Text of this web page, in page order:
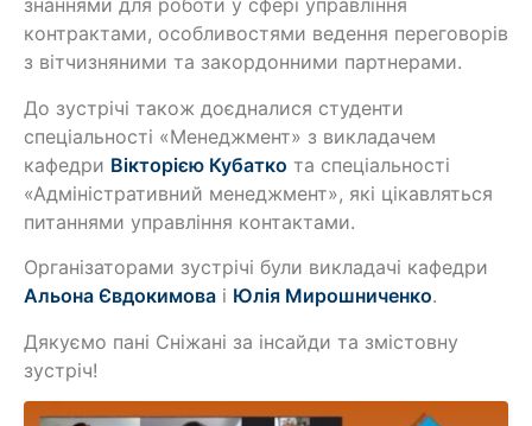
знаннями для роботи у сфері управління
контрактами, особливостями ведення переговорів
з вітчизняними та закордонними партнерами.
До зустрічі також доєдналися студенти
спеціальності «Менеджмент» з викладачем
кафедри Вікторією Кубатко та спеціальності
«Адміністративний менеджмент», які цікавляться
питаннями управління контактами.
Організаторами зустрічі були викладачі кафедри
Альона Євдокимова і Юлія Мирошниченко.
Дякуємо пані Сніжані за інсайди та змістовну
зустріч!